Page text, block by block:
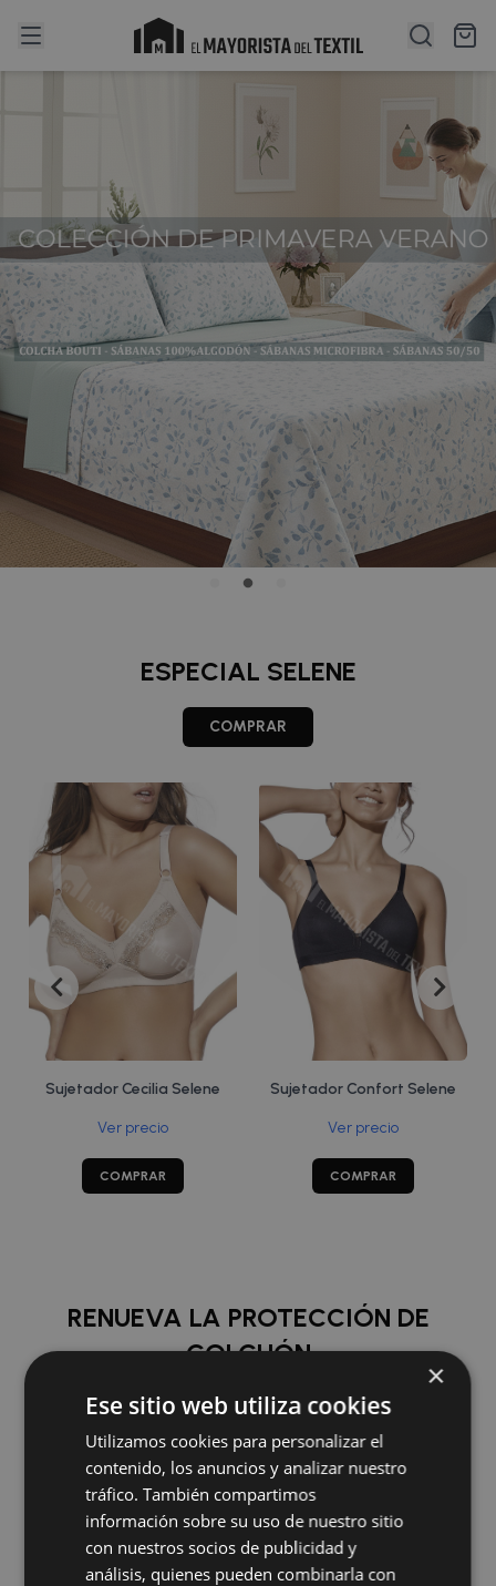
ESPECIAL SELENE
COMPRAR
Sujetador Cecilia Selene
Ver precio
COMPRAR
Sujetador Confort Selene
Ver precio
COMPRAR
RENUEVA LA PROTECCIÓN DE
COLCHÓN
COMPRAR
×
Ese sitio web utiliza cookies
Utilizamos cookies para personalizar el
contenido, los anuncios y analizar nuestro
tráfico. También compartimos
información sobre su uso de nuestro sitio
con nuestros socios de publicidad y
análisis, quienes pueden combinarla con